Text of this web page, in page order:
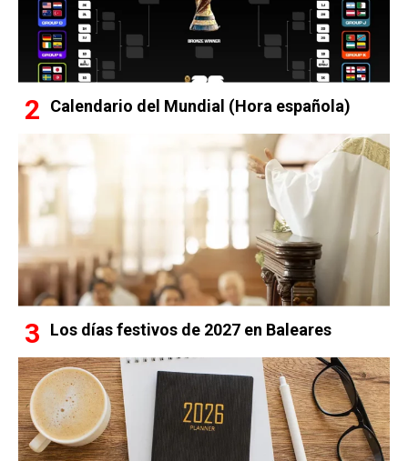
Calendario del Mundial (Hora española)
Los días festivos de 2027 en Baleares